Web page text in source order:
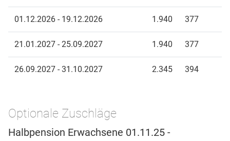
01.12.2026 - 19.12.2026 1.940 377
21.01.2027 - 25.09.2027 1.940 377
26.09.2027 - 31.10.2027 2.345 394
Optionale Zuschläge
Halbpension Erwachsene 01.11.25 -